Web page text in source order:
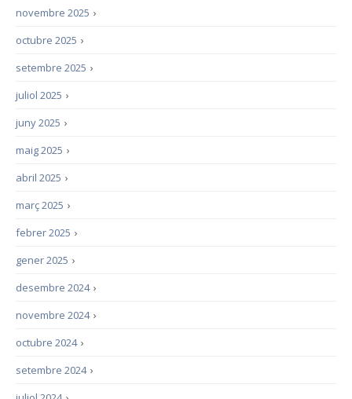
›
novembre 2025
›
octubre 2025
›
setembre 2025
›
juliol 2025
›
juny 2025
›
maig 2025
›
abril 2025
›
març 2025
›
febrer 2025
›
gener 2025
›
desembre 2024
›
novembre 2024
›
octubre 2024
›
setembre 2024